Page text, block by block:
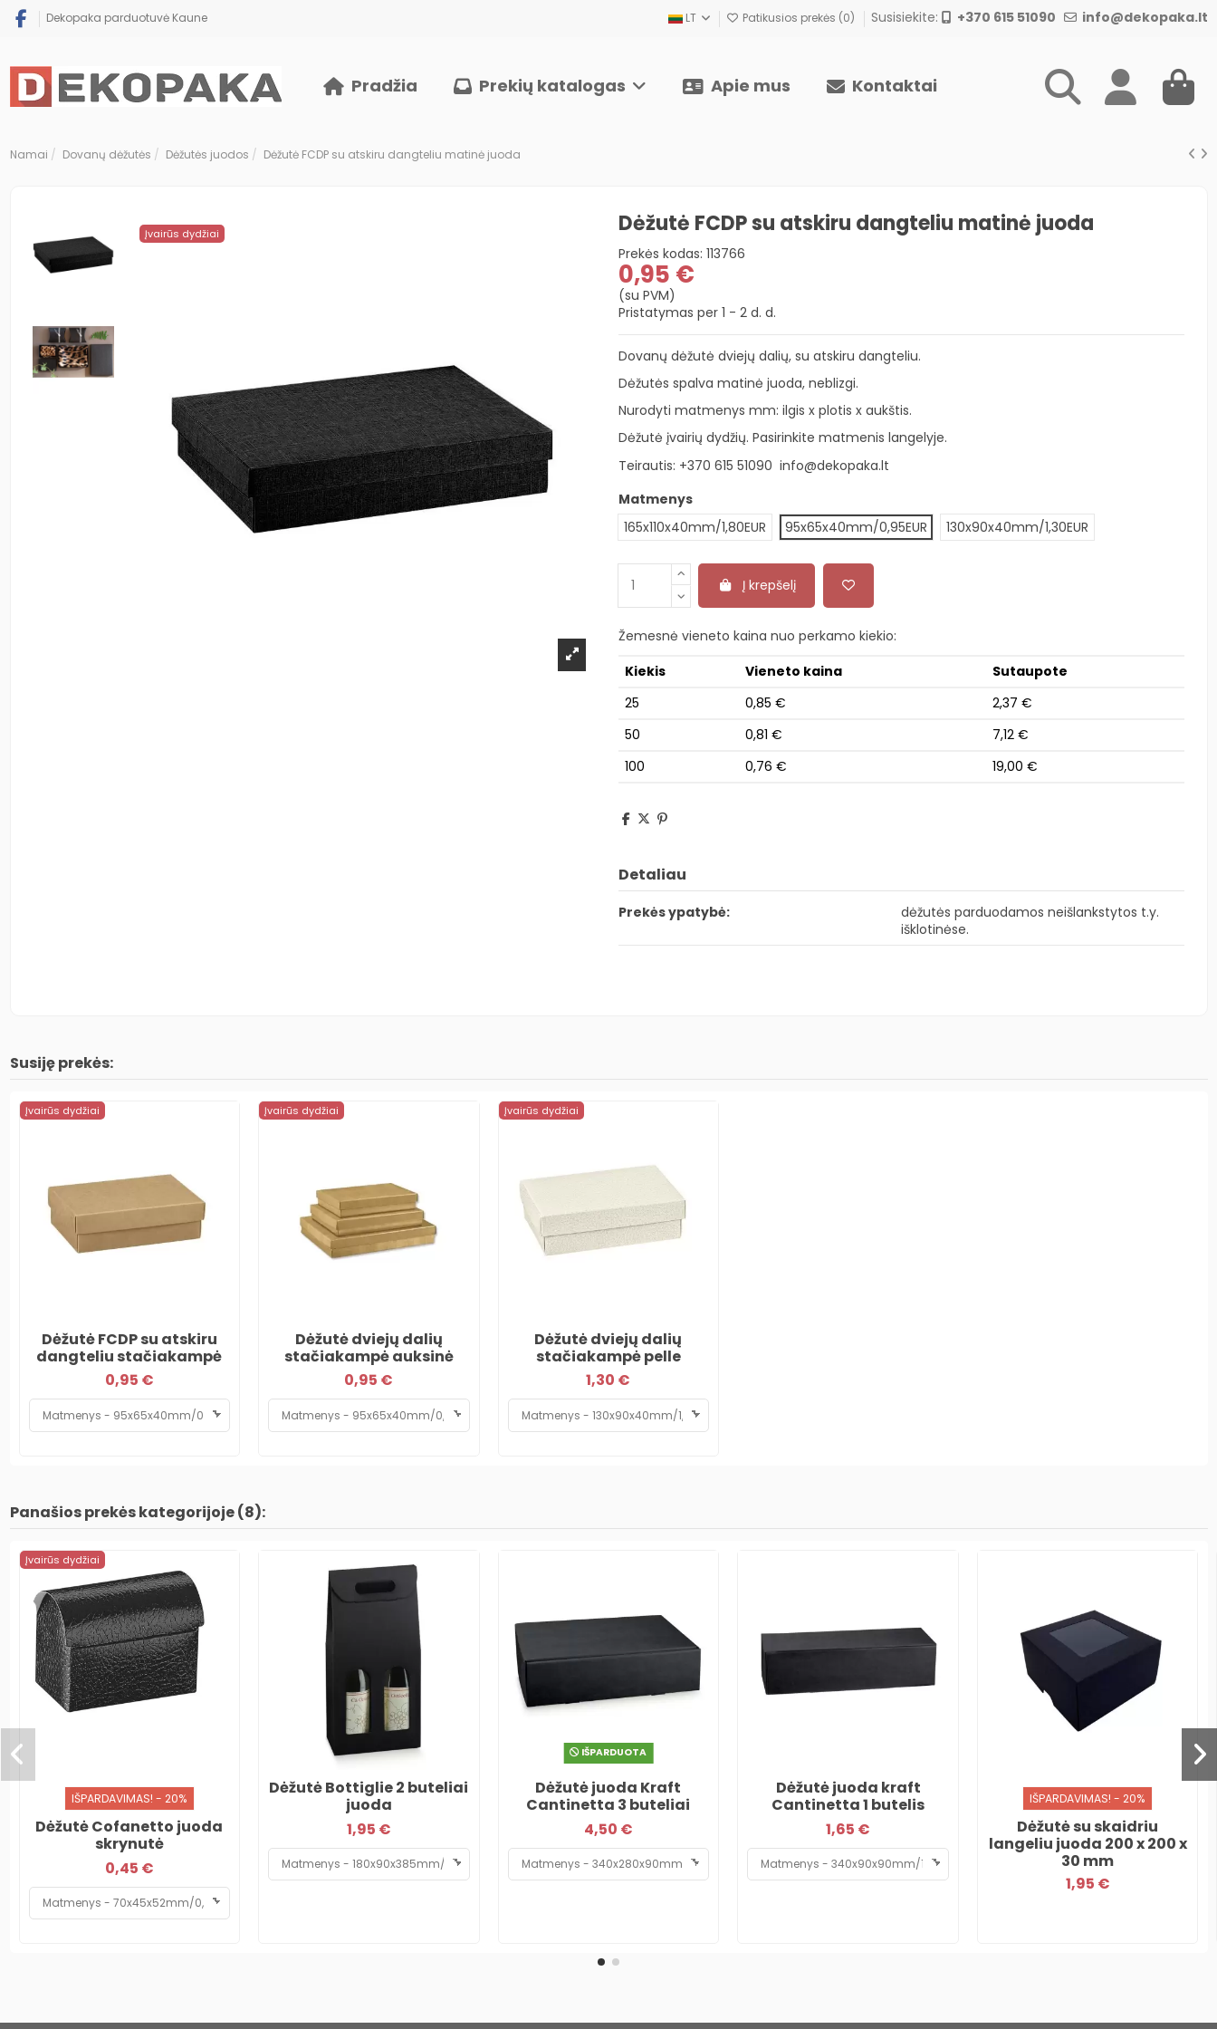
Dekopaka parduotuvė Kaune LT Patikusios prekės (0) Susisiekite: +370 615 51090 info@dekopaka.lt
Pradžia Prekių katalogas Apie mus Kontaktai
Namai Dovanų dėžutės Dėžutės juodos Dėžutė FCDP su atskiru dangteliu matinė juoda
Įvairūs dydžiai Dėžutė FCDP su atskiru dangteliu matinė juoda
Prekės kodas: 113766
0,95 €
(su PVM)
Pristatymas per 1 - 2 d. d.
Dovanų dėžutė dviejų dalių, su atskiru dangteliu.
Dėžutės spalva matinė juoda, neblizgi.
Nurodyti matmenys mm: ilgis x plotis x aukštis.
Dėžutė įvairių dydžių. Pasirinkite matmenis langelyje.
Teirautis: +370 615 51090 info@dekopaka.lt
Matmenys
165x110x40mm/1,80EUR
95x65x40mm/0,95EUR 130x90x40mm/1,30EUR
Į krepšelį
Žemesnė vieneto kaina nuo perkamo kiekio:
Kiekis
Vieneto kaina
Sutaupote
25
0,85 €
2,37 €
50
0,81 €
7,12 €
100
0,76 € 19,00 €
Detaliau
Prekės ypatybė:
dėžutės parduodamos neišlankstytos t.y.
išklotinėse.
Susiję prekės:
Įvairūs dydžiai
Dėžutė FCDP su atskiru
dangteliu stačiakampė
0,95 €
Įvairūs dydžiai
Dėžutė dviejų dalių
stačiakampė auksinė
0,95 €
Įvairūs dydžiai
Dėžutė dviejų dalių
stačiakampė pelle
1,30 €
Panašios prekės kategorijoje (8):
Įvairūs dydžiai
IŠPARDAVIMAS! - 20%
Dėžutė Cofanetto juoda
skrynutė
0,45 €
Dėžutė Bottiglie 2 buteliai
juoda
1,95 €
IŠPARDUOTA
Dėžutė juoda Kraft
Cantinetta 3 buteliai
4,50 €
Dėžutė juoda kraft
Cantinetta 1 butelis
1,65 €
IŠPARDAVIMAS! - 20%
Dėžutė su skaidriu
langeliu juoda 200 x 200 x
30 mm
1,95 €